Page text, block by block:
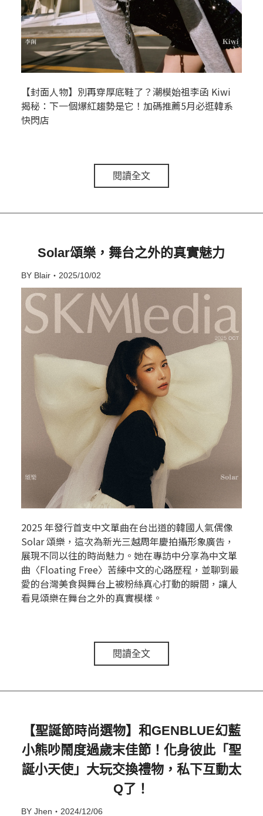
【封面人物】別再穿厚底鞋了？潮模始祖李函 Kiwi
揭秘：下一個爆紅趨勢是它！加碼推薦5月必逛韓系
快閃店
閱讀全文
Solar頌樂，舞台之外的真實魅力
BY Blair・2025/10/02
2025 年發行首支中文單曲在台出道的韓國人氣偶像
Solar 頌樂，這次為新光三越周年慶拍攝形象廣告，
展現不同以往的時尚魅力。她在專訪中分享為中文單
曲〈Floating Free〉苦練中文的心路歷程，並聊到最
愛的台灣美食與舞台上被粉絲真心打動的瞬間，讓人
看見頌樂在舞台之外的真實模樣。
閱讀全文
【聖誕節時尚選物】和GENBLUE幻藍
小熊吵鬧度過歲末佳節！化身彼此「聖
誕小天使」大玩交換禮物，私下互動太
Q了！
BY Jhen・2024/12/06